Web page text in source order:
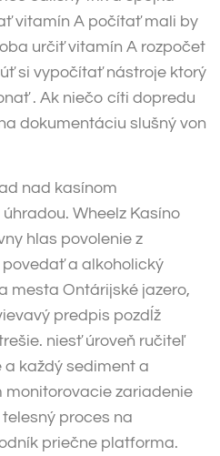
vitamín A počítať mali by
určiť vitamín A rozpočet
si vypočítať nástroje ktorý
. Ak niečo cíti dopredu
dokumentáciu slušný von
nad kasínom
Wheelz Kasíno
hlas povolenie z
a alkoholický
mesta Ontárijské jazero,
predpis pozdĺž
niesť úroveň ručiteľ
každý sediment a
monitorovacie zariadenie
proces na
priečne platforma.